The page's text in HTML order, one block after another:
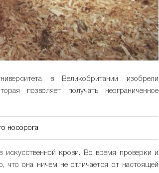
в Великобритании изобрели
позволяет получать неограниченное
носорога
искусственной крови. Во время проверки и
что она ничем не отличается от настоящей